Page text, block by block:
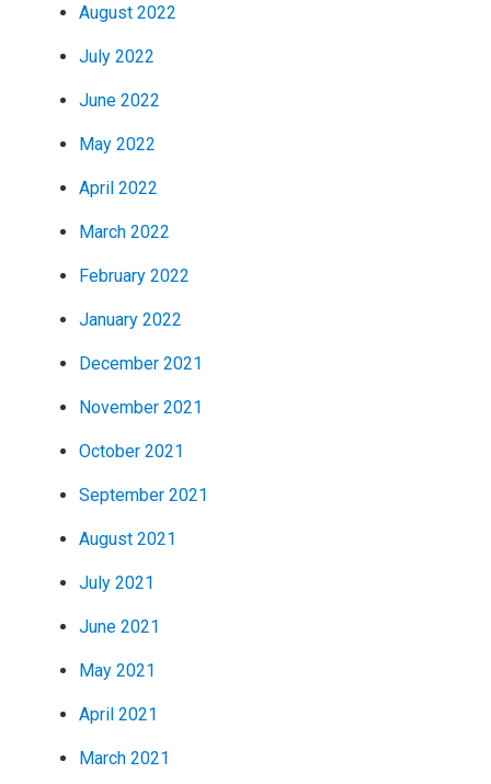
August 2022
July 2022
June 2022
May 2022
April 2022
March 2022
February 2022
January 2022
December 2021
November 2021
October 2021
September 2021
August 2021
July 2021
June 2021
May 2021
April 2021
March 2021